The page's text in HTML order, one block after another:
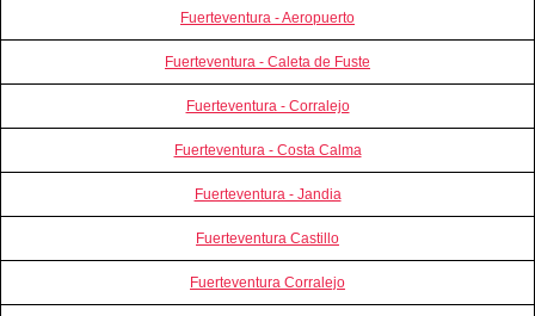
Fuerteventura - Aeropuerto
Fuerteventura - Caleta de Fuste
Fuerteventura - Corralejo
Fuerteventura - Costa Calma
Fuerteventura - Jandia
Fuerteventura Castillo
Fuerteventura Corralejo